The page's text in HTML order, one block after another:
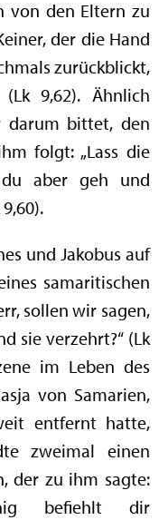
von den Eltern zu
der die Hand
zurückblickt,
9,62). Ähnlich
darum bittet, den
folgt: „Lass die
aber geh und
und Jakobus auf
samaritischen
sollen wir sagen,
sie verzehrt?“ (Lk
im Leben des
von Samarien,
entfernt hatte,
zweimal einen
der zu ihm sagte:
befiehlt dir